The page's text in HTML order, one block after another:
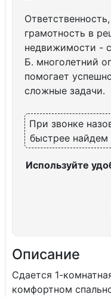
грамотность в
недвижимости -
Б. многолетний
помогает
сложные задачи.
При звонке
быстрее
Используйте
Описание
Сдaетcя 1-
комфортнoм